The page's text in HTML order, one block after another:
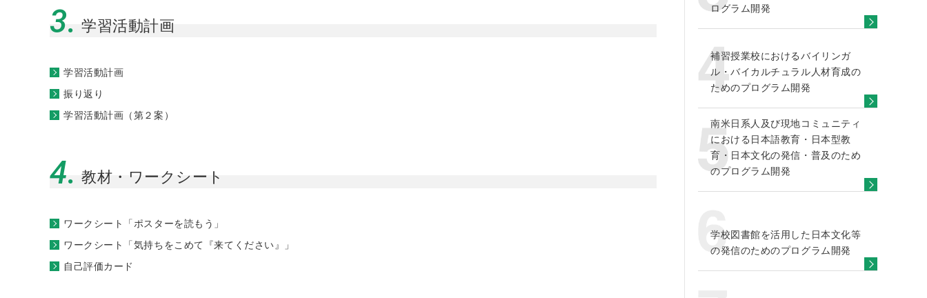
3. 学習活動計画
学習活動計画
振り返り
学習活動計画（第２案）
4. 教材・ワークシート
ワークシート「ポスターを読もう」
ワークシート「気持ちをこめて『来てください』」
自己評価カード
ログラム開発
補習授業校におけるバイリンガ
ル・バイカルチュラル人材育成の
ためのプログラム開発
南米日系人及び現地コミュニティ
における日本語教育・日本型教
育・日本文化の発信・普及のため
のプログラム開発
学校図書館を活用した日本文化等
の発信のためのプログラム開発